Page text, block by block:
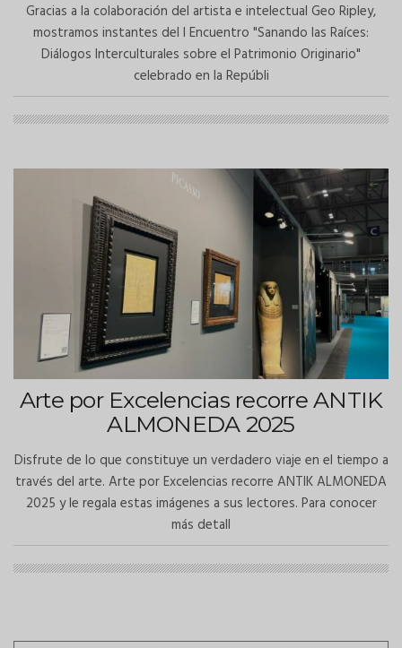
Gracias a la colaboración del artista e intelectual Geo Ripley,
mostramos instantes del I Encuentro "Sanando las Raíces:
Diálogos Interculturales sobre el Patrimonio Originario"
celebrado en la Repúbli
Arte por Excelencias recorre ANTIK
ALMONEDA 2025
Disfrute de lo que constituye un verdadero viaje en el tiempo a
través del arte. Arte por Excelencias recorre ANTIK ALMONEDA
2025 y le regala estas imágenes a sus lectores. Para conocer
más detall
Paginación